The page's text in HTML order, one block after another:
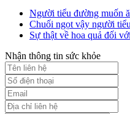
Người tiểu đường muốn
Chuối ngọt vậy người
Sự thật về hoa quả đối
Nhận thông tin sức khỏe